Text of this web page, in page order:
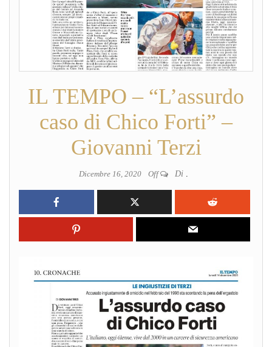
IL TEMPO – “L’assurdo
caso di Chico Forti” –
Giovanni Terzi
Dicembre 16, 2020 Off Di